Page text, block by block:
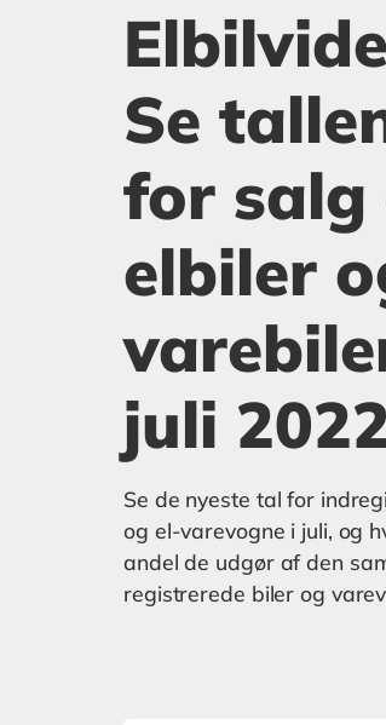
Se
for salg
elbiler
juli
Se de nyeste tal for
og el-varevogne i juli, og
andel de udgør af den
registrerede biler og